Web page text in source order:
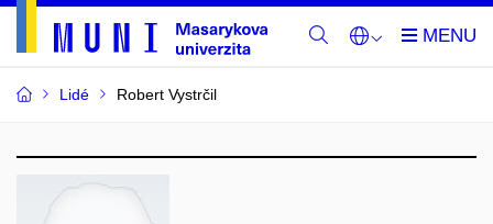
Lidé Robert Vystrčil